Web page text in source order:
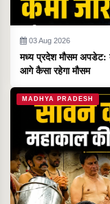
03 Aug 2026
मध्य प्रदेश मौसम अपडेट:
आगे कैसा रहेगा मौसम
MADHYA PRADESH